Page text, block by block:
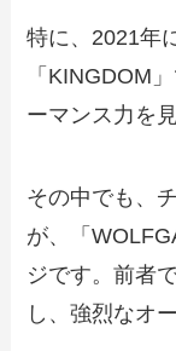
特に、2021年
「KINGDOM
ーマンス力を
その中でも、
が、「
ジです。前者
し、強烈なオ